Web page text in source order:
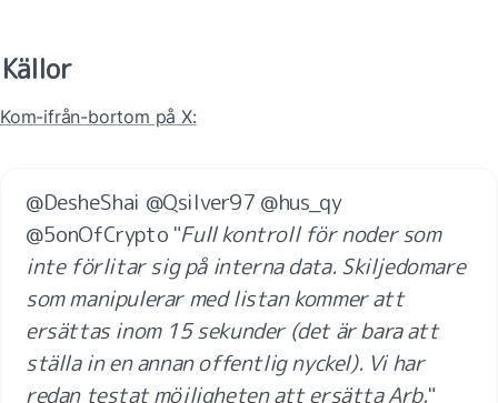
Källor
Kom-ifrån-bortom på X:
@DesheShai @Qsilver97 @hus_qy
@5onOfCrypto "Full kontroll för noder som
inte förlitar sig på interna data. Skiljedomare
som manipulerar med listan kommer att
ersättas inom 15 sekunder (det är bara att
ställa in en annan offentlig nyckel). Vi har
redan testat möjligheten att ersätta Arb."